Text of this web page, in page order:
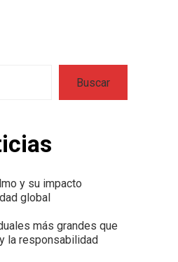
Buscar
y su impacto
global
más grandes que
la responsabilidad